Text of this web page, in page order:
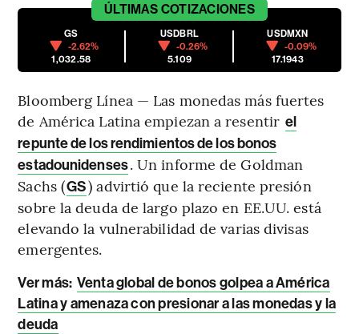
ÚLTIMAS COTIZACIONES
GS
-2.62%
1,032.58
USDBRL
-0.26%
5.109
USDMXN
-0.09%
17.1943
Bloomberg Línea — Las monedas más fuertes
de América Latina empiezan a resentir el
repunte de los rendimientos de los bonos
estadounidenses. Un informe de Goldman
Sachs (GS) advirtió que la reciente presión
sobre la deuda de largo plazo en EE.UU. está
elevando la vulnerabilidad de varias divisas
emergentes.
Ver más: Venta global de bonos golpea a América
Latina y amenaza con presionar a las monedas y la
deuda